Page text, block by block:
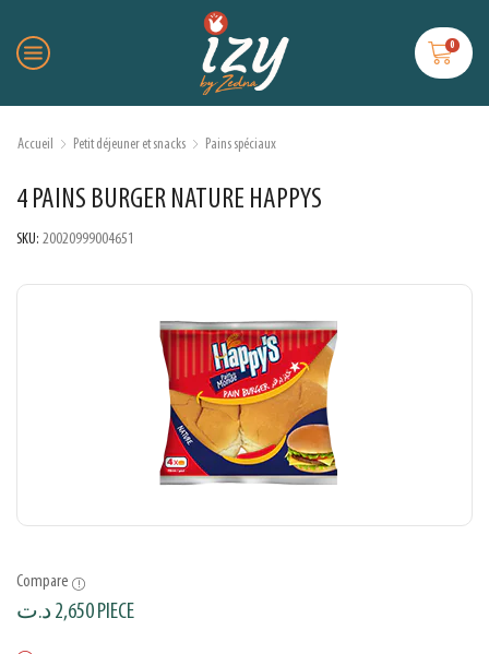
0
Accueil Petit déjeuner et snacks Pains spéciaux
4 PAINS BURGER NATURE HAPPYS
SKU: 20020999004651
Compare
2,650د.ت PIECE